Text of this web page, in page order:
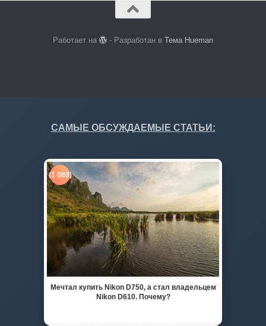
Работает на - Разработан вТема Hueman
САМЫЕ ОБСУЖДАЕМЫЕ СТАТЬИ:
(1 089)
Мечтал купить Nikon D750, а стал владельцем
Nikon D610. Почему?